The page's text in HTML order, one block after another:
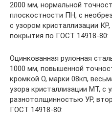
2000 мм, нормальной
плоскостности ПН, с
с узором кристаллизации
покрытия по ГОСТ 14918-80:
Оцинкованная рулонная
1000 мм, повышенной
кромкой О, марки 08кп,
узора кристаллизации МТ, с
разнотолщинностью УР,
ГОСТ 14918-80: